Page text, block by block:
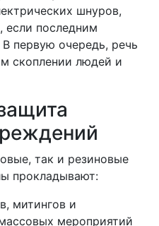
шнуров,
если последним
первую очередь, речь
скоплении людей и
так и резиновые
прокладывают:
митингов и
мероприятий